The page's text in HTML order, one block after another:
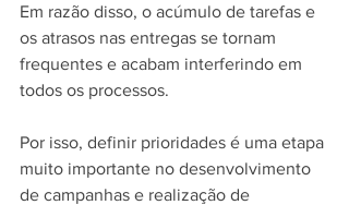
Em razão disso, o acúmulo de tarefas e
os atrasos nas entregas se tornam
frequentes e acabam interferindo em
todos os processos.
Por isso, definir prioridades é uma etapa
muito importante no desenvolvimento
de campanhas e realização de